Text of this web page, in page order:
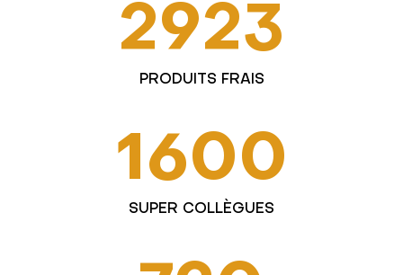
2923
PRODUITS FRAIS
1600
SUPER COLLÈGUES